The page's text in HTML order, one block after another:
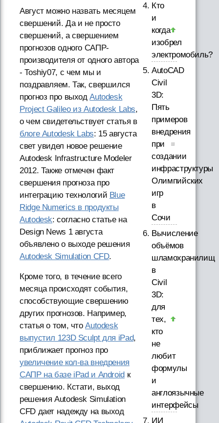
Август можно назвать месяцем
свершений. Да и не просто
свершений, а свершением
прогнозов одного САПР-
производителя от одного автора
- Toshiy07, с чем мы и
поздравляем. Так, свершился
прогноз про выходAutodesk
Project Galileo из Autodesk Labs,
о чем свидетельствует статья в
блоге Autodesk Labs: 15 августа
свет увидел новое решение
Autodesk Infrastructure Modeler
2012. Также отмечен факт
свершения прогноза про
интеграцию технологий Blue
Ridge Numerics в продукты
Autodesk: согласно статье на
Design News 1 августа
объявлено о выходе решения
Autodesk Simulation CFD.
Кроме того, в течение всего
месяца происходят события,
способствующие свершению
других прогнозов. Например,
статья о том, чтоAutodesk
выпустил 123D Sculpt для iPad,
приближает прогноз про
увеличение кол-ва внедрения
САПР на базе iPad и Androidк
свершению. Кстати, выход
решения Autodesk Simulation
CFD дает надежду на выход
Кто
и
когда
изобрел
электромобиль?
AutoCAD
Civil
3D:
Пять
примеров
внедрения
при
создании
инфраструктуры
Олимпийских
игр
в
Сочи
Вычисление
объёмов
шламохранилищ
в
Civil
3D:
для
тех,
кто
не
любит
формулы
и
англоязычные
интерфейсы
ИИ